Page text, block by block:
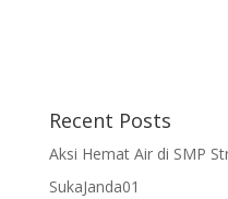
Recent Posts
Aksi Hemat Air di SMP
SukaJanda01